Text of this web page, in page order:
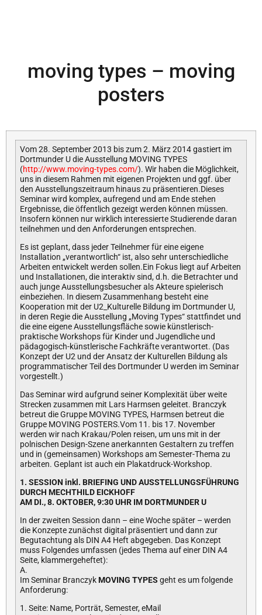
moving types – moving
posters
Vom 28. September 2013 bis zum 2. März 2014 gastiert im
Dortmunder U die Ausstellung MOVING TYPES
(http://www.moving-types.com/). Wir haben die Möglichkeit,
uns in diesem Rahmen mit eigenen Projekten und ggf. über
den Ausstellungszeitraum hinaus zu präsentieren.Dieses
Seminar wird komplex, aufregend und am Ende stehen
Ergebnisse, die öffentlich gezeigt werden können müssen.
Insofern können nur wirklich interessierte Studierende daran
teilnehmen und den Anforderungen entsprechen.
Es ist geplant, dass jeder Teilnehmer für eine eigene
Installation „verantwortlich“ ist, also sehr unterschiedliche
Arbeiten entwickelt werden sollen.Ein Fokus liegt auf Arbeiten
und Installationen, die interaktiv sind, d.h. die Betrachter und
auch junge Ausstellungsbesucher als Akteure spielerisch
einbeziehen. In diesem Zusammenhang besteht eine
Kooperation mit der U2_Kulturelle Bildung im Dortmunder U,
in deren Regie die Ausstellung „Moving Types“ stattfindet und
die eine eigene Ausstellungsfläche sowie künstlerisch-
praktische Workshops für Kinder und Jugendliche und
pädagogisch-künstlerische Fachkräfte verantwortet. (Das
Konzept der U2 und der Ansatz der Kulturellen Bildung als
programmatischer Teil des Dortmunder U werden im Seminar
vorgestellt.)
Das Seminar wird aufgrund seiner Komplexität über weite
Strecken zusammen mit Lars Harmsen geleitet. Branczyk
betreut die Gruppe MOVING TYPES, Harmsen betreut die
Gruppe MOVING POSTERS.Vom 11. bis 17. November
werden wir nach Krakau/Polen reisen, um uns mit in der
polnischen Design-Szene anerkannten Gestaltern zu treffen
und in (gemeinsamen) Workshops am Semester-Thema zu
arbeiten. Geplant ist auch ein Plakatdruck-Workshop.
1. SESSION inkl. BRIEFING UND AUSSTELLUNGSFÜHRUNG
DURCH MECHTHILD EICKHOFF
AM DI.,8. OKTOBER, 9:30 UHR IM DORTMUNDER U
In der zweiten Session dann – eine Woche später – werden
die Konzepte zunächst digital präsentiert und dann zur
Begutachtung als DIN A4 Heft abgegeben. Das Konzept
muss Folgendes umfassen (jedes Thema auf einer DIN A4
Seite, klammergeheftet):
A.
Im Seminar Branczyk MOVING TYPES geht es um folgende
Anforderung:
1. Seite: Name, Porträt, Semester, eMail